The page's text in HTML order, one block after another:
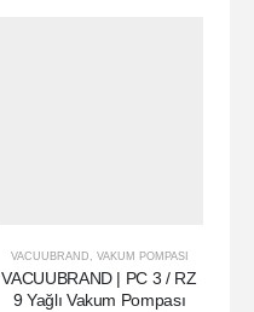
VACUUBRAND , VAKUM POMPASI
VACUUBRAND | PC 3 / RZ
9 Yağlı Vakum Pompası